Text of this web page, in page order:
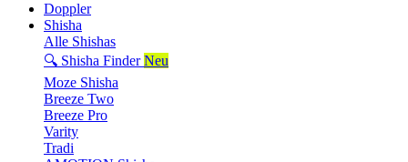
Doppler
Shisha
Alle Shishas
🔍 Shisha Finder Neu
Moze Shisha
Breeze Two
Breeze Pro
Varity
Tradi